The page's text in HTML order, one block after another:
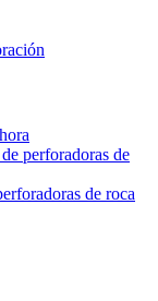
perforadoras de
de roca